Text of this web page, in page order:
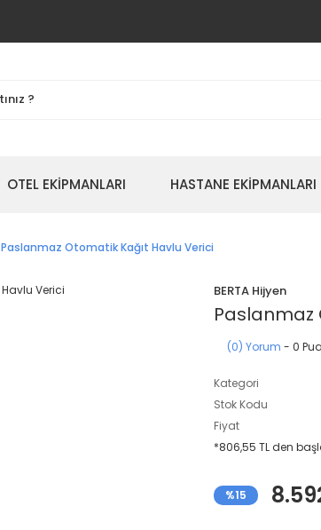
OTEL EKİPMANLARI HASTANE EKİPMANLARI
Paslanmaz Otomatik Kağıt Havlu Verici
BERTA Hijyen
Paslanmaz
(0) Yorum - 0
Kategori
Stok Kodu
Fiyat
*806,55 TL den
%15